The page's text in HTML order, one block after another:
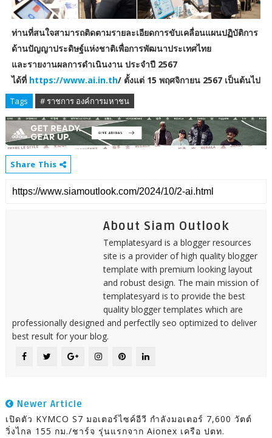
ท่านที่สนใจสามารถติดตามรายละเอียดการขับเคลื่อนแผนปฏิบัติการ
ด้านปัญญาประดิษฐ์แห่งชาติเพื่อการพัฒนาประเทศไทย
และรายงานผลการดำเนินงาน ประจำปี 2567
ได้ที่ https://www.ai.in.th/ ตั้งแต่ 15 พฤศจิกายน 2567 เป็นต้นไป
Tags # ราชการ องค์การมหาชน
Share This
About Siam Outlook
Templatesyard is a blogger resources
site is a provider of high quality blogger
template with premium looking layout
and robust design. The main mission of
templatesyard is to provide the best
quality blogger templates which are
professionally designed and perfectlly seo optimized to deliver
best result for your blog.
Newer Article
เปิดตัว KYMCO S7 มอเตอร์ไซค์อีวี กำลังมอเตอร์ 7,600 วัตต์
วิ่งไกล 155 กม./ชาร์จ รุ่นแรกจาก Aionex เครือ ปตท.